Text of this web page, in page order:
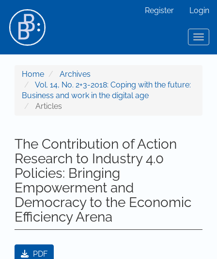
Main Content
Sidebar
Register Login
Home
Archives
Vol. 14, No. 2+3-2018: Coping with the future:
Business and work in the digital age
Articles
The Contribution of Action
Research to Industry 4.0
Policies: Bringing
Empowerment and
Democracy to the Economic
Efficiency Arena
Article Sidebar
PDF